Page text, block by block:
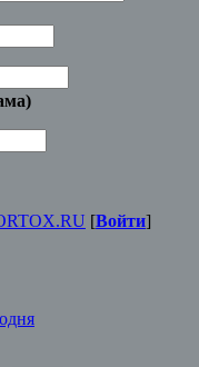
[Войти]